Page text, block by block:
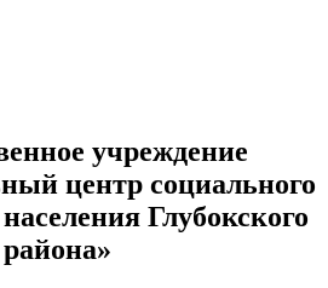
учреждение
центр социального
Глубокского
района»